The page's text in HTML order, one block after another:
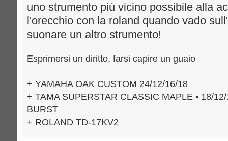
uno strumento più vicino possibile alla
l'orecchio con la roland quando vado
suonare un altro strumento!
Esprimersi un diritto, farsi capire un guaio
+ YAMAHA OAK CUSTOM 24/12/16/18
+ TAMA SUPERSTAR CLASSIC MAPLE • 18/
BURST
+ ROLAND TD-17KV2